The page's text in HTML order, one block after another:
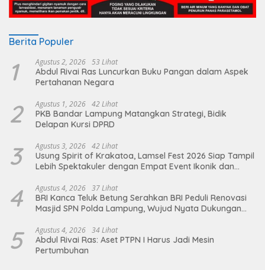
Berita Populer
1 Agustus 2, 2026 53 Lihat
Abdul Rivai Ras Luncurkan Buku Pangan dalam Aspek
Pertahanan Negara
2 Agustus 1, 2026 42 Lihat
PKB Bandar Lampung Matangkan Strategi, Bidik
Delapan Kursi DPRD
3 Agustus 3, 2026 42 Lihat
Usung Spirit of Krakatoa, Lamsel Fest 2026 Siap Tampil
Lebih Spektakuler dengan Empat Event Ikonik dan
4 Agustus 4, 2026 37 Lihat
BRI Kanca Teluk Betung Serahkan BRI Peduli Renovasi
Masjid SPN Polda Lampung, Wujud Nyata Dukungan
5 Agustus 4, 2026 34 Lihat
Abdul Rivai Ras: Aset PTPN I Harus Jadi Mesin
Pertumbuhan